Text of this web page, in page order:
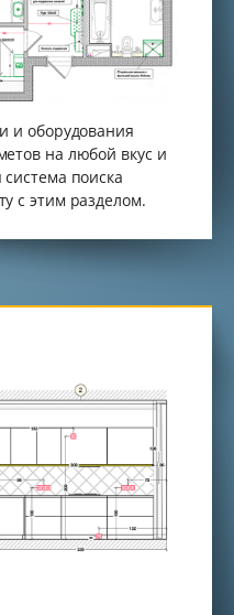
и оборудования
на любой вкус и
поиска
с этим разделом.